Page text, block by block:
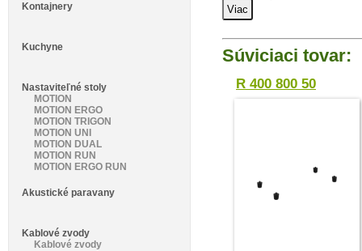
Viac
Súviciaci tovar:
R 400 800 50
Kontajnery
Kuchyne
Nastaviteľné stoly
MOTION
MOTION ERGO
MOTION TRIGON
MOTION UNI
MOTION DUAL
MOTION RUN
MOTION ERGO RUN
Akustické paravany
Kablové zvody
Kablové zvody